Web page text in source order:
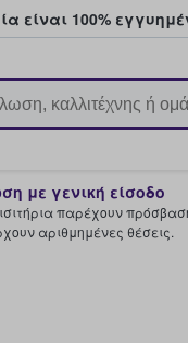
είναι 100%
με γενική είσοδο
παρέχουν
αριθμημένες θέσεις.